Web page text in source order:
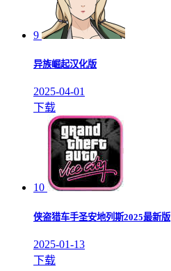
9
异族崛起汉化版
2025-04-01
下载
10
侠盗猎车手圣安地列斯2025最新版
2025-01-13
下载